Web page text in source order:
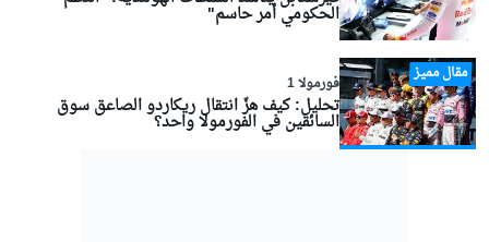
الحكومي أمر حاسم"
مقال مميز فورمولا 1
تحليل: كيف هزّ انتقال ريكاردو الصاعق سوق
السائقين في الفورمولا واحد؟